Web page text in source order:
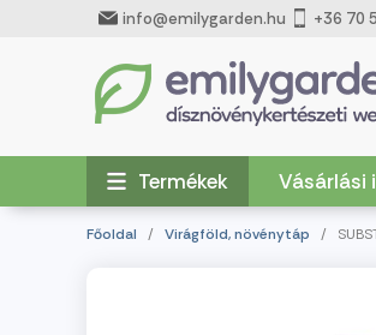
info@emilygarden.hu +36 70
Termékek Vásárlási
Főoldal / Virágföld, növénytáp /